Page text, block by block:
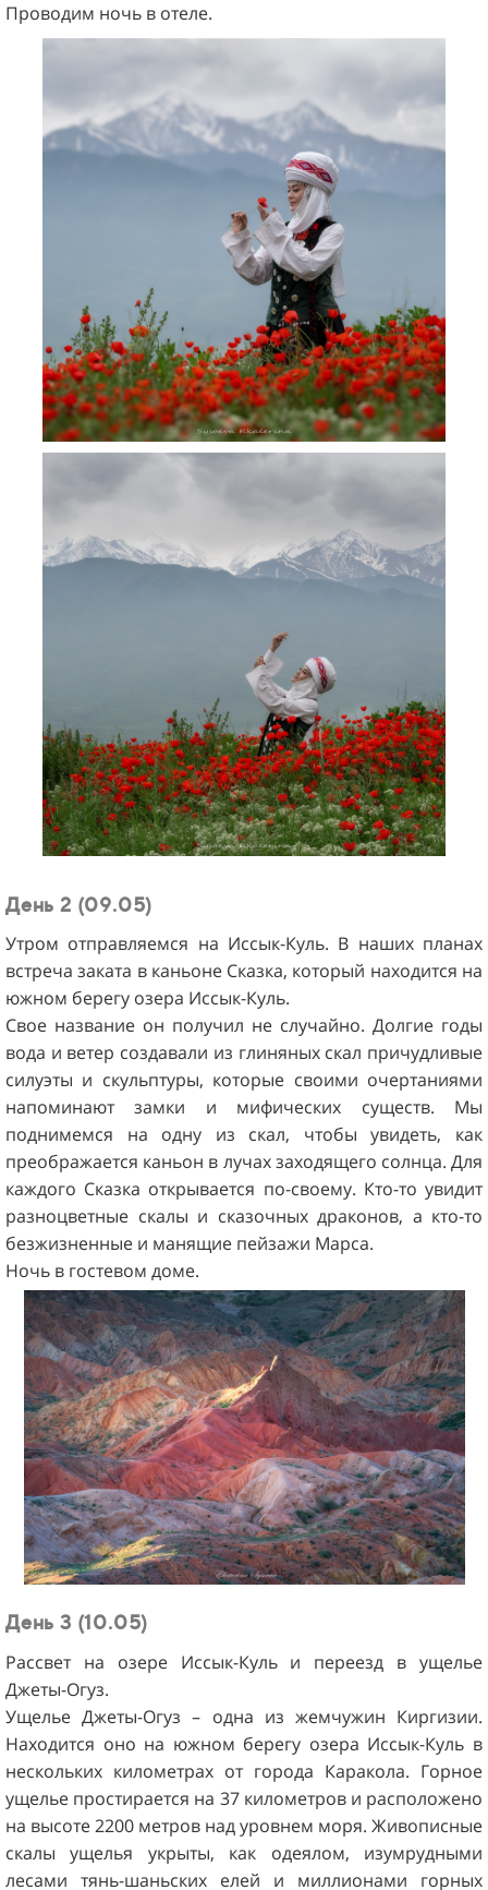
Проводим ночь в отеле.
День 2 (09.05)
Утром отправляемся на Иссык-Куль. В наших планах
встреча заката в каньоне Сказка, который находится на
южном берегу озера Иссык-Куль.
Свое название он получил не случайно. Долгие годы
вода и ветер создавали из глиняных скал причудливые
силуэты и скульптуры, которые своими очертаниями
напоминают замки и мифических существ. Мы
поднимемся на одну из скал, чтобы увидеть, как
преображается каньон в лучах заходящего солнца. Для
каждого Сказка открывается по-своему. Кто-то увидит
разноцветные скалы и сказочных драконов, а кто-то
безжизненные и манящие пейзажи Марса.
Ночь в гостевом доме.
День 3 (10.05)
Рассвет на озере Иссык-Куль и переезд в ущелье
Джеты-Огуз.
Ущелье Джеты-Огуз – одна из жемчужин Киргизии.
Находится оно на южном берегу озера Иссык-Куль в
нескольких километрах от города Каракола. Горное
ущелье простирается на 37 километров и расположено
на высоте 2200 метров над уровнем моря. Живописные
скалы ущелья укрыты, как одеялом, изумрудными
лесами тянь-шаньских елей и миллионами горных